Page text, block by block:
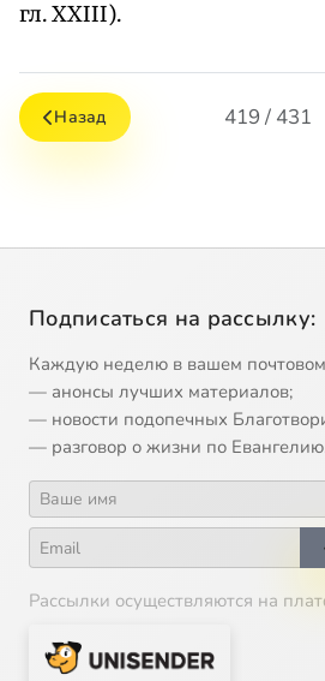
гл. XXIII).
Назад 419 / 431
Подписаться на рассылку:
Каждую неделю в вашем
— анонсы лучших материалов;
— новости подопечных
— разговор о жизни по
Рассылки осуществляются на